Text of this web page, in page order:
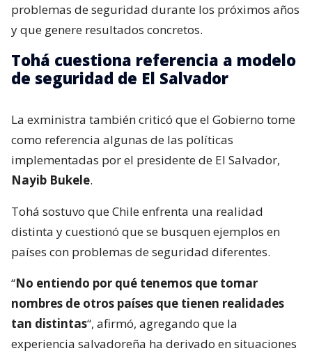
problemas de seguridad durante los próximos años
y que genere resultados concretos.
Tohá cuestiona referencia a modelo
de seguridad de El Salvador
La exministra también criticó que el Gobierno tome
como referencia algunas de las políticas
implementadas por el presidente de El Salvador,
Nayib Bukele.
Tohá sostuvo que Chile enfrenta una realidad
distinta y cuestionó que se busquen ejemplos en
países con problemas de seguridad diferentes.
“No entiendo por qué tenemos que tomar
nombres de otros países que tienen realidades
tan distintas“, afirmó, agregando que la
experiencia salvadoreña ha derivado en situaciones